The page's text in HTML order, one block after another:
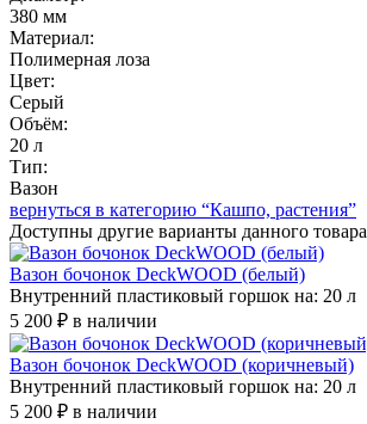
380 мм
Материал:
Полимерная лоза
Цвет:
Серый
Объём:
20 л
Тип:
Вазон
вернуться в категорию “Кашпо, растения”
Доступны другие варианты данного товара
Вазон бочонок DeckWOOD (белый)
Внутренний пластиковый горшок на: 20 л
5 200 ₽ в наличии
Вазон бочонок DeckWOOD (коричневый)
Внутренний пластиковый горшок на: 20 л
5 200 ₽ в наличии